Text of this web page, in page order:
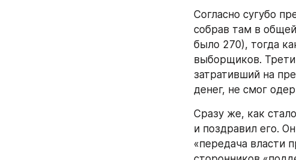
Решительно
которые обещал и
кво оказался
во вторник
в очередях по
Голосуя за
улучшения уровня
за последние
опрошенных